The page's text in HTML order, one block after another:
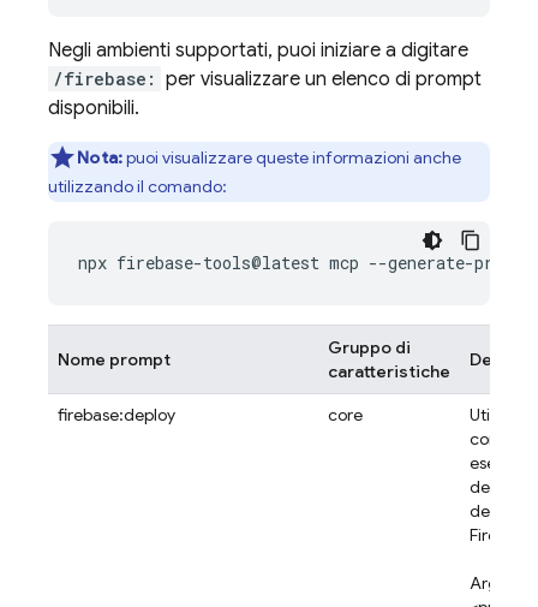
Negli ambienti supportati, puoi iniziare a digitare
/firebase: per visualizzare un elenco di prompt
disponibili.
Nota:puoi visualizzare queste informazioni anche
utilizzando il comando:
Nome prompt
Gruppo di
caratteristiche
firebase:deploy core
Utilizza
eseguire
delle
Firebase.